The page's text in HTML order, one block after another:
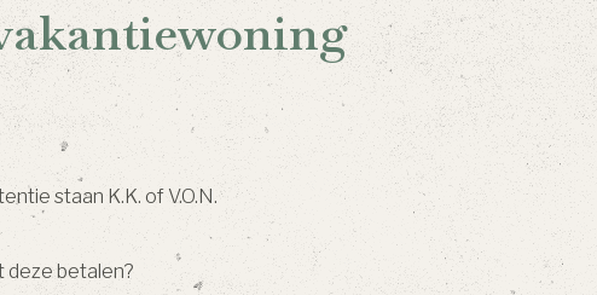
staan K.K. of V.O.N.
deze betalen?